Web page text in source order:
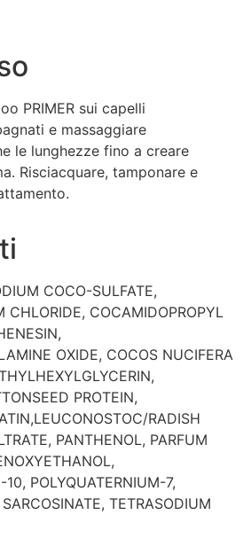
PRIMER sui capelli
e massaggiare
le lunghezze fino a creare
Risciacquare, tamponare e
COCO-SULFATE,
CHLORIDE, COCAMIDOPROPYL
OXIDE, COCOS NUCIFERA
PROTEIN,
RADISH
PANTHENOL, PARFUM
10, POLYQUATERNIUM-7,
TETRASODIUM